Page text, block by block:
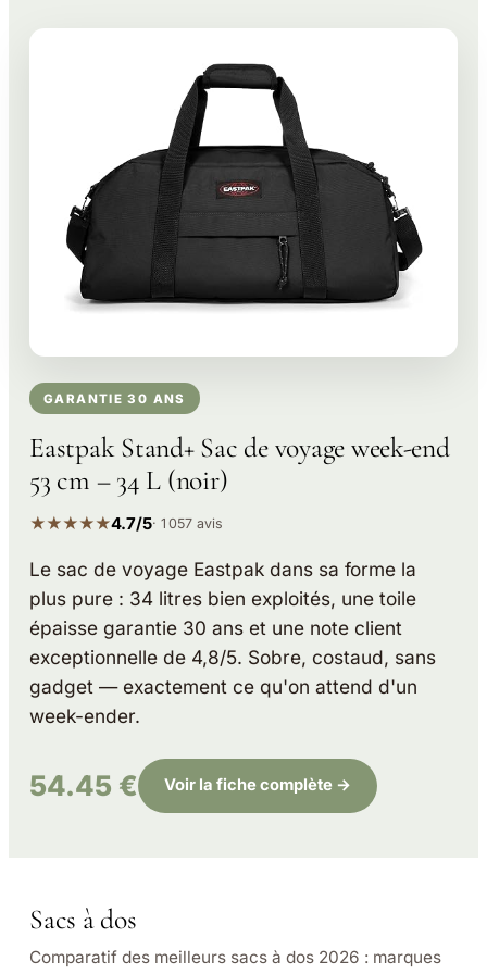
GARANTIE 30 ANS
Eastpak Stand+ Sac de voyage week-end
53 cm – 34 L (noir)
★★★★★4.7/5· 1 057 avis
Le sac de voyage Eastpak dans sa forme la
plus pure : 34 litres bien exploités, une toile
épaisse garantie 30 ans et une note client
exceptionnelle de 4,8/5. Sobre, costaud, sans
gadget — exactement ce qu'on attend d'un
week-ender.
54.45 € Voir la fiche complète →
Sacs à dos
Comparatif des meilleurs sacs à dos 2026 : marques